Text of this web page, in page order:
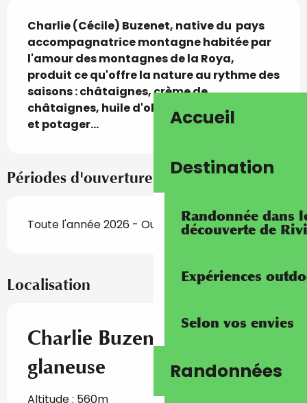
Accueil
Destination
Randonnée dans
découverte de
Expériences
Selon vos envies
Randonnées
Description
Charlie (Cécile) Buzenet, native du  pays
accompagnatrice montagne habitée par
l'amour des montagnes de la Roya,
produit ce qu'offre la nature au rythme des
saisons : châtaignes, crème de
châtaignes, huile d'olive, herbes sauvages
et potager...
Périodes d'ouverture
Toute l'année 2026 - Ouvert tous les jours
Localisation
Charlie Buzenet, paysanne-
glaneuse
Altitude : 560m